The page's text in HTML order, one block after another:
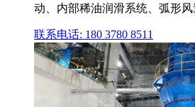
动、内部稀油润滑系统、弧形风
联系电话: 180 3780 8511